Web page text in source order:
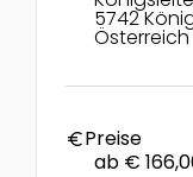
5742
Österreich
euroPreise
ab €